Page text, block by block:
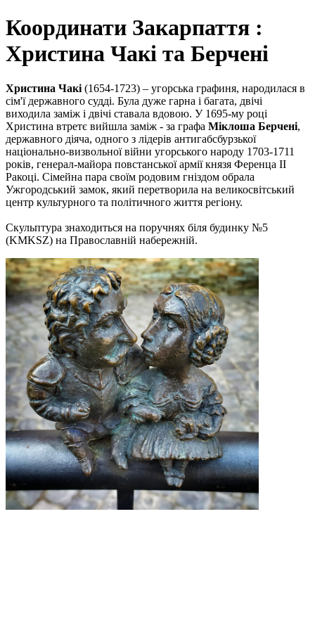
Координати Закарпаття :
Христина Чакі та Берчені
Христина Чакі (1654-1723) – угорська графиня, народилася в
сім'ї державного судді. Була дуже гарна і багата, двічі
виходила заміж і двічі ставала вдовою. У 1695-му році
Христина втретє вийшла заміж - за графа Міклоша Берчені,
державного діяча, одного з лідерів антигабсбурзької
національно-визвольної війни угорського народу 1703-1711
років, генерал-майора повстанської армії князя Ференца II
Ракоці. Сімейна пара своїм родовим гніздом обрала
Ужгородський замок, який перетворила на великосвітський
центр культурного та політичного життя регіону.
Скульптура знаходиться на поручнях біля будинку №5
(KMKSZ) на Православній набережній.